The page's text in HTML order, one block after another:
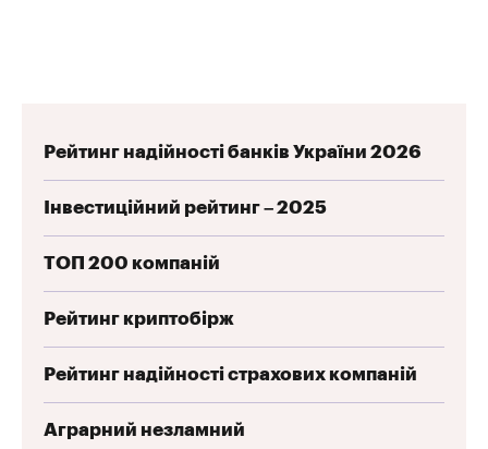
Рейтинг надійності банків України 2026
Інвестиційний рейтинг – 2025
ТОП 200 компаній
Рейтинг криптобірж
Рейтинг надійності страхових компаній
Аграрний незламний